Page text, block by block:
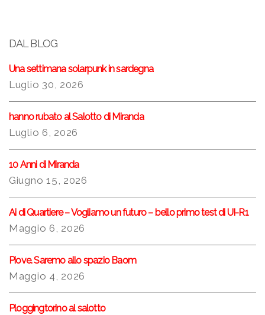
DAL BLOG
Una settimana solarpunk in sardegna
Luglio 30, 2026
hanno rubato al Salotto di Miranda
Luglio 6, 2026
10 Anni di Miranda
Giugno 15, 2026
Ai di Quartiere – Vogliamo un futuro – bello primo test di UI-R1
Maggio 6, 2026
Piove. Saremo allo spazio Baom
Maggio 4, 2026
Ploggingtorino al salotto